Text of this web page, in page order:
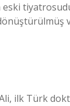
ilk Türk